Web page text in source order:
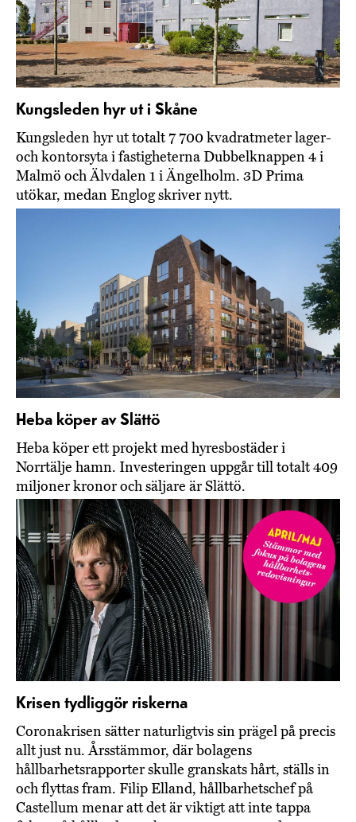
Kungsleden hyr ut i Skåne
Kungsleden hyr ut totalt 7 700 kvadratmeter lager-
och kontorsyta i fastigheterna Dubbelknappen 4 i
Malmö och Älvdalen 1 i Ängelholm. 3D Prima
utökar, medan Englog skriver nytt.
Heba köper av Slättö
Heba köper ett projekt med hyresbostäder i
Norrtälje hamn. Investeringen uppgår till totalt 409
miljoner kronor och säljare är Slättö.
Krisen tydliggör riskerna
Coronakrisen sätter naturligtvis sin prägel på precis
allt just nu. Årsstämmor, där bolagens
hållbarhetsrapporter skulle granskats hårt, ställs in
och flyttas fram. Filip Elland, hållbarhetschef på
Castellum menar att det är viktigt att inte tappa